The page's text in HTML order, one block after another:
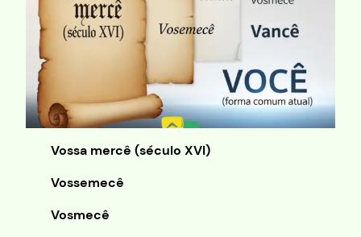
Vossa mercê (século XVI)
Vossemecê
Vosmecê